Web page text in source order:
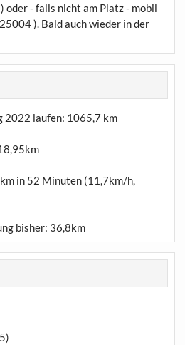
- falls nicht am Platz - mobil
). Bald auch wieder in der
2022 laufen: 1065,7 km
in 52 Minuten (11,7km/h,
bisher: 36,8km